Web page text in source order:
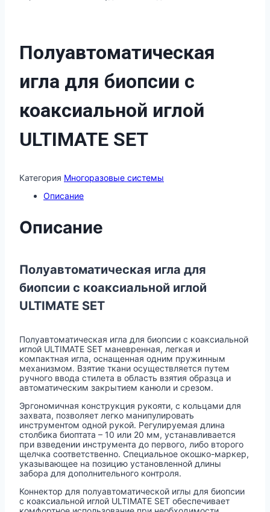
Полуавтоматическая
игла для биопсии с
коаксиальной иглой
ULTIMATE SET
Категория Многоразовые системы
Описание
Описание
Полуавтоматическая игла для
биопсии с коаксиальной иглой
ULTIMATE SET
Полуавтоматическая игла для биопсии с коаксиальной
иглой ULTIMATE SET маневренная, легкая и
компактная игла, оснащенная одним пружинным
механизмом. Взятие ткани осуществляется путем
ручного ввода стилета в область взятия образца и
автоматическим закрытием канюли и срезом.
Эргономичная конструкция рукояти, с кольцами для
захвата, позволяет легко манипулировать
инструментом одной рукой. Регулируемая длина
столбика биоптата – 10 или 20 мм, устанавливается
при взведении инструмента до первого, либо второго
щелчка соответственно. Специальное окошко-маркер,
указывающее на позицию установленной длины
забора для дополнительного контроля.
Коннектор для полуавтоматической иглы для биопсии
с коаксиальной иглой ULTIMATE SET обеспечивает